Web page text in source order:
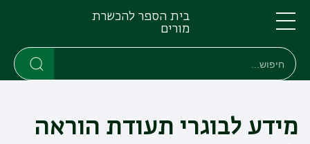
העיקרי
ניווט
בית הספר להכשרת
מורים
חיפוש
חיפוש
מידע לבוגרי תעודת הוראה